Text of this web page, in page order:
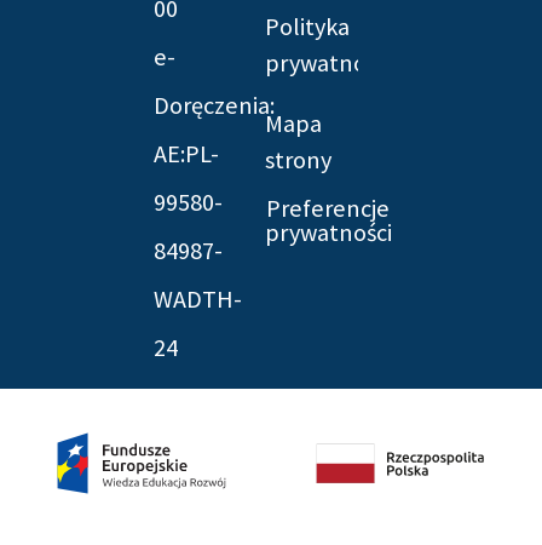
00
e-
Doręczenia:
AE:PL-
99580-
84987-
WADTH-
24
Polityka
prywatności
Mapa
strony
Preferencje
prywatności